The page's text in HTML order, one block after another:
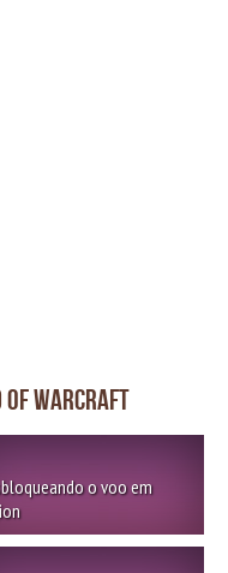
of Warcraft
o voo em